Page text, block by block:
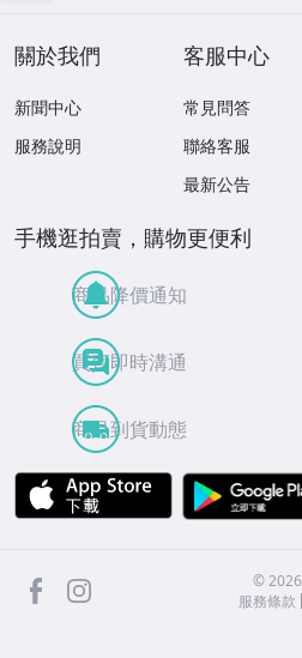
關於我們
新聞中心
服務說明
客服中心
常見問答
聯絡客服
最新公告
手機逛拍賣，購物更便利
商品降價通知
買賣即時溝通
商品到貨動態
APP Store
facebook ©2026
服務條款